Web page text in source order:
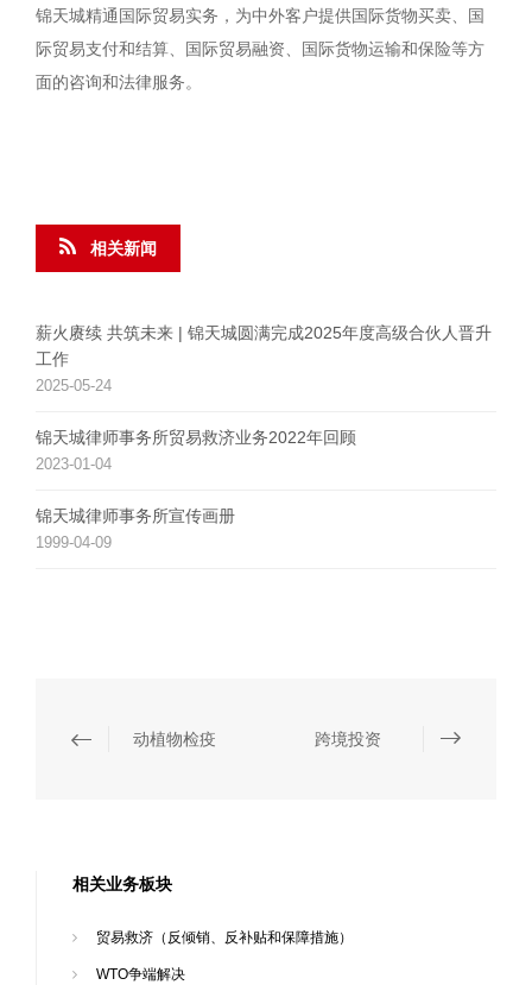
锦天城精通国际贸易实务，为中外客户提供国际货物买卖、国
际贸易支付和结算、国际贸易融资、国际货物运输和保险等方
面的咨询和法律服务。
相关新闻
薪火赓续 共筑未来 | 锦天城圆满完成2025年度高级合伙人晋升
工作
2025-05-24
锦天城律师事务所贸易救济业务2022年回顾
2023-01-04
锦天城律师事务所宣传画册
1999-04-09
动植物检疫 跨境投资
相关业务板块
贸易救济（反倾销、反补贴和保障措施）
WTO争端解决